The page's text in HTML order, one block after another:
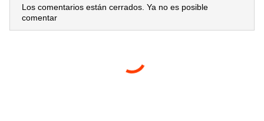
Los comentarios están cerrados. Ya no es posible
comentar